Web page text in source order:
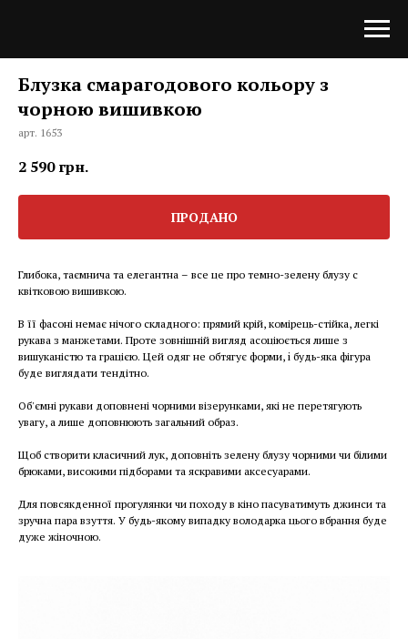
Блузка смарагодового кольору з
чорною вишивкою
арт. 1653
2 590 грн.
ПРОДАНО
Глибока, таємнича та елегантна – все це про темно-зелену блузу с
квітковою вишивкою.
В її фасоні немає нічого складного: прямий крій, комірець-стійка, легкі
рукава з манжетами. Проте зовнішній вигляд асоціюється лише з
вишуканістю та грацією. Цей одяг не обтягує форми, i будь-яка фігура
буде виглядати тендітно.
Об'ємні рукави доповнені чорними візерунками, які не перетягують
увагу, а лише доповнюють загальний образ.
Щоб створити класичний лук, доповніть зелену блузу чорними чи білими
брюками, високими підборами та яскравими аксесуарами.
Для повсякденної прогулянки чи походу в кіно пасуватимуть джинси та
зручна пара взуття. У будь-якому випадку володарка цього вбрання буде
дуже жіночною.